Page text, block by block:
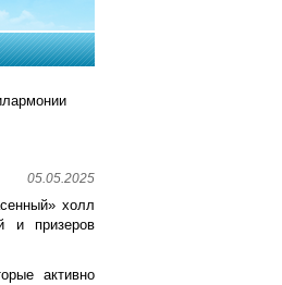
05.05.2025
холл
и призеров
активно